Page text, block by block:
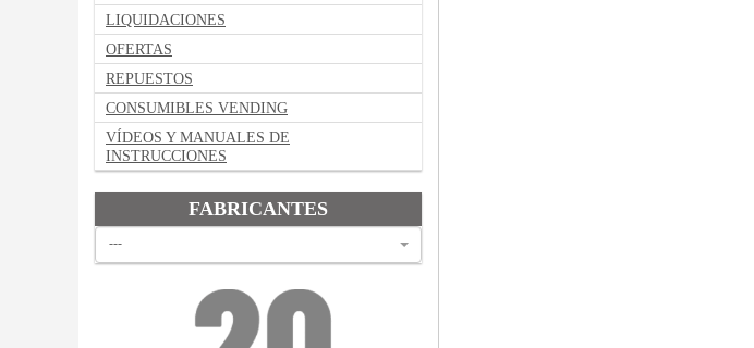
LIQUIDACIONES
OFERTAS
REPUESTOS
CONSUMIBLES VENDING
VÍDEOS Y MANUALES DE
INSTRUCCIONES
FABRICANTES
---